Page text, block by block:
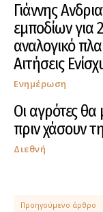
Γιάννης
εμποδίων για
αναλογικό
Αιτήσεις
Ενημέρωση
Οι αγρότες
πριν χάσουν
Διεθνή
Προηγούμενο άρθρο